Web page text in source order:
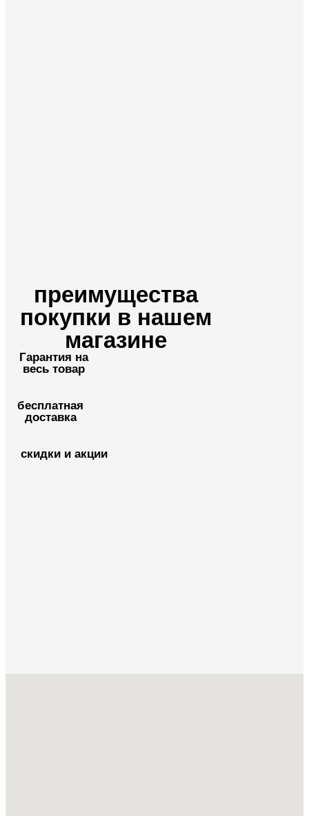
преимущества
покупки в нашем
магазине
Гарантия на
весь товар
бесплатная
доставка
скидки и акции